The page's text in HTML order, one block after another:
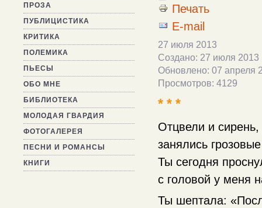
ПРОЗА
ПУБЛИЦИСТИКА
КРИТИКА
ПОЛЕМИКА
ПЬЕСЫ
ОБО МНЕ
БИБЛИОТЕКА
МОЛОДАЯ ГВАРДИЯ
ФОТОГАЛЕРЕЯ
ПЕСНИ И РОМАНСЫ
КНИГИ
Печать
E-mail
27 июля 2013
Создано: 27 июля 2013
Обновлено: 07 апреля
Просмотров: 4129
* * *
Отцвели и
занялись
Ты сегодня
с головой у меня
Ты шептала: